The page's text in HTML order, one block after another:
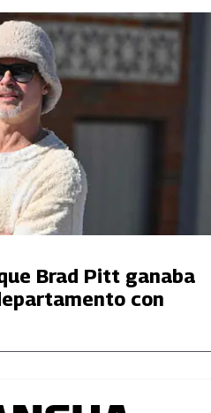
Brad Pitt ganaba
con